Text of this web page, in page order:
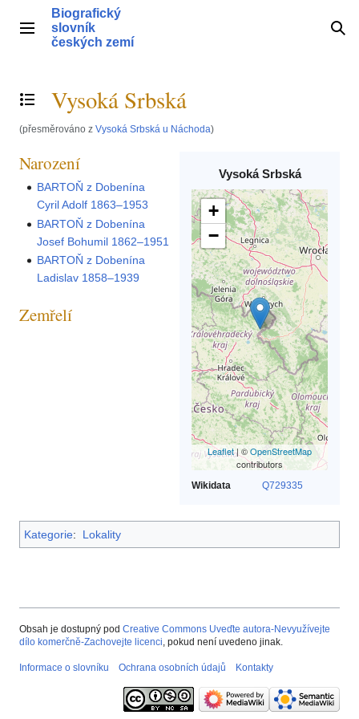
obsahHlavní menu
Biografický
slovník
českých zemí
Přepnout obsah
Vysoká Srbská
(přesměrováno z Vysoká Srbská u Náchoda)
Vysoká Srbská
+
−
Leaflet| ©OpenStreetMap
contributors
Wikidata Q729335
Narození
BARTOŇ z Dobenína
Cyril Adolf 1863–1953
BARTOŇ z Dobenína
Josef Bohumil 1862–1951
BARTOŇ z Dobenína
Ladislav 1858–1939
Zemřelí
Kategorie: Lokality
Obsah je dostupný pod Creative Commons Uveďte autora-Nevyužívejte
dílo komerčně-Zachovejte licenci, pokud není uvedeno jinak.
Informace o slovníku Ochrana osobních údajů Kontakty